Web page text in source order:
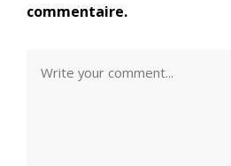
commentaire.